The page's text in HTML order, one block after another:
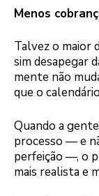
Menos
Talvez o maior
sim desapegar
mente não
que o
Quando a
processo — e
perfeição —, o
mais realista e